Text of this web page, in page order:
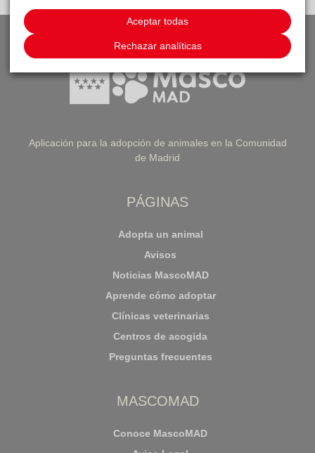
Aplicación para la adopción de animales en la Comunidad
de Madrid
PÁGINAS
Adopta un animal
Avisos
Noticias MascoMAD
Aprende cómo adoptar
Clínicas veterinarias
Centros de acogida
Preguntas frecuentes
MASCOMAD
Conoce MascoMAD
Aceptar todas
Rechazar analíticas